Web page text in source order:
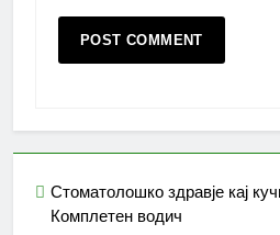
Стоматолошко здравје кај
Комплетен водич